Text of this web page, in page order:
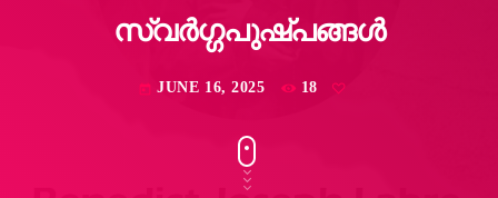
സ്വർഗ്ഗപുഷ്പങ്ങൾ
today JUNE 16, 2025 18